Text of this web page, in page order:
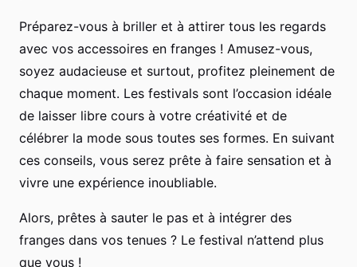
Préparez-vous à briller et à attirer tous les regards
avec vos accessoires en franges ! Amusez-vous,
soyez audacieuse et surtout, profitez pleinement de
chaque moment. Les festivals sont l’occasion idéale
de laisser libre cours à votre créativité et de
célébrer la mode sous toutes ses formes. En suivant
ces conseils, vous serez prête à faire sensation et à
vivre une expérience inoubliable.
Alors, prêtes à sauter le pas et à intégrer des
franges dans vos tenues ? Le festival n’attend plus
que vous !